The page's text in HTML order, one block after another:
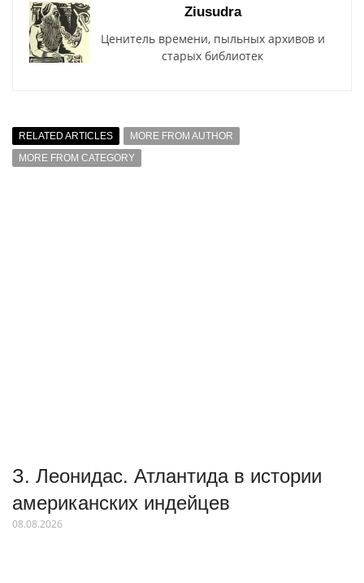
Ziusudra
Ценитель времени, пыльных архивов и
старых библиотек
RELATED ARTICLES
MORE FROM AUTHOR
MORE FROM CATEGORY
З. Леонидас. Атлантида в истории
американских индейцев
08.08.2026